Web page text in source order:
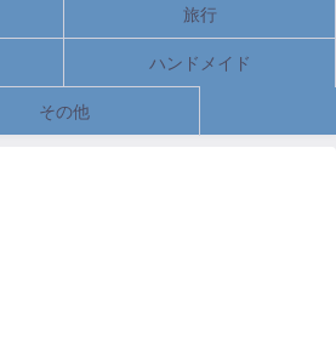
旅行
ハンドメイド
その他